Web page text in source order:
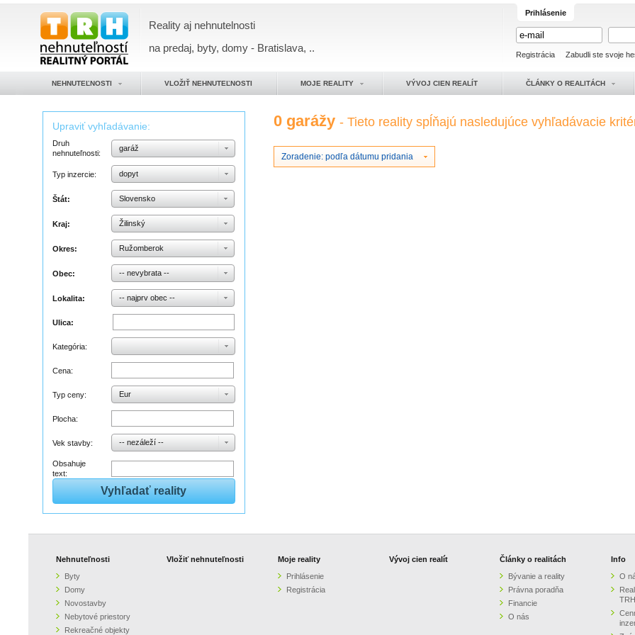
Reality aj nehnutelnosti
na predaj, byty, domy - Bratislava, ..
Prihlásenie
Registrácia Zabudli ste svoje
NEHNUTEĽNOSTI VLOŽIŤ NEHNUTEĽNOSTI MOJE REALITY VÝVOJ CIEN REALÍT ČLÁNKY O REALITÁCH
Upraviť vyhľadávanie:
Druh
nehnuteľnosti:
garáž
Typ inzercie: dopyt
Štát: Slovensko
Kraj: Žilinský
Okres: Ružomberok
Obec: -- nevybrata --
Lokalita: -- najprv obec --
Ulica:
Kategória:
Cena:
Typ ceny: Eur
Plocha:
Vek stavby: -- nezáleží --
Obsahuje
text:
0 garážy- Tieto reality spĺňajú nasledujúce vyhľadávacie
Zoradenie: podľa dátumu pridania
Nehnuteľnosti
Byty
Domy
Novostavby
Nebytové priestory
Rekreačné objekty
Vložiť nehnuteľnosti
Moje reality
Prihlásenie
Registrácia
Vývoj cien realít
Články o realitách
Bývanie a reality
Právna poradňa
Financie
O nás
Info
O